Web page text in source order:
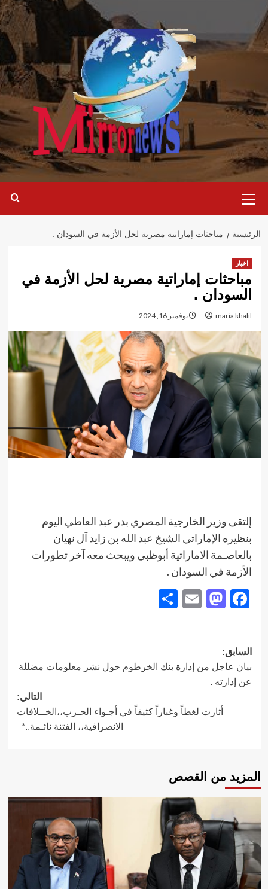
تخطي
إلى
المحتوى
الرئيسية
الرئيسية مباحثات إماراتية مصرية لحل الأزمة في السودان .
اخبار
مباحثات إماراتية مصرية لحل الأزمة في
السودان .
maria khalil نوفمبر 16, 2024
إلتقى وزير الخارجية المصري بدر عبد العاطي اليوم
بنظيره الإماراتي الشيخ عبد الله بن زايد آل نهيان
بالعاصـمة الاماراتية أبوظبي ويبحث معه آخر تطورات
الأزمة في السودان .
Facebook
Mastodon
Email
تصفّح
المقالات
السابق:
بيان عاجل من إدارة بنك الخرطوم حول نشر معلومات مضللة
عن إدارته .
التالي:
أثارت لغطاً وغباراً كثيفاً في أجـواء الحـرب،،الخــلافات
الانصرافية،، الفتنة نائـمة..*
المزيد من القصص